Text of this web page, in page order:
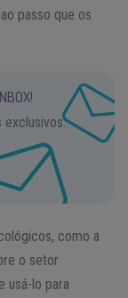
passo que os
exclusivos.
como a
o setor
usá-lo para